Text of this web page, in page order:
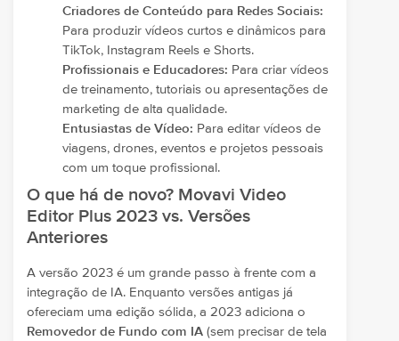
Criadores de Conteúdo para Redes Sociais:
Para produzir vídeos curtos e dinâmicos para
TikTok, Instagram Reels e Shorts.
Profissionais e Educadores: Para criar vídeos
de treinamento, tutoriais ou apresentações de
marketing de alta qualidade.
Entusiastas de Vídeo: Para editar vídeos de
viagens, drones, eventos e projetos pessoais
com um toque profissional.
O que há de novo? Movavi Video
Editor Plus 2023 vs. Versões
Anteriores
A versão 2023 é um grande passo à frente com a
integração de IA. Enquanto versões antigas já
ofereciam uma edição sólida, a 2023 adiciona o
Removedor de Fundo com IA (sem precisar de tela